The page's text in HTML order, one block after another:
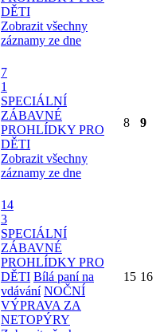
DĚTI
Zobrazit všechny
záznamy ze dne
7
1
SPECIÁLNÍ
ZÁBAVNÉ
PROHLÍDKY PRO
DĚTI
Zobrazit všechny
záznamy ze dne
8 9
14
3
SPECIÁLNÍ
ZÁBAVNÉ
PROHLÍDKY PRO
DĚTI Bílá paní na
vdávání NOČNÍ
VÝPRAVA ZA
NETOPÝRY
15 16